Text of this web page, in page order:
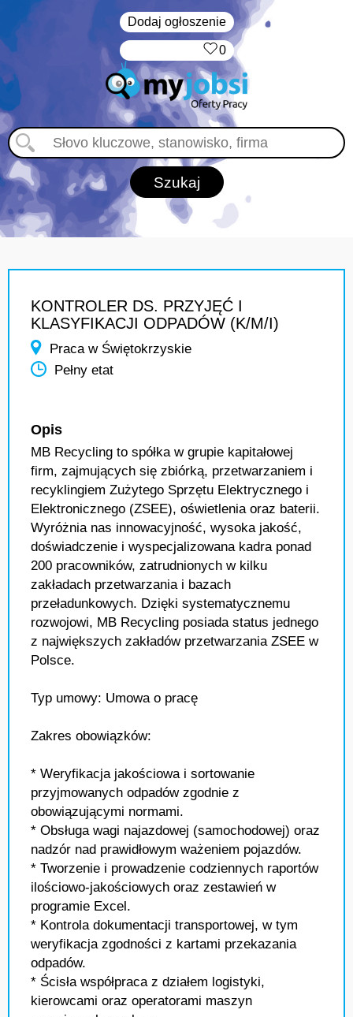
Dodaj ogłoszenie
0
KONTROLER DS. PRZYJĘĆ I
KLASYFIKACJI ODPADÓW (K/M/I)
Praca w Świętokrzyskie
Pełny etat
Opis
MB Recycling to spółka w grupie kapitałowej
firm, zajmujących się zbiórką, przetwarzaniem i
recyklingiem Zużytego Sprzętu Elektrycznego i
Elektronicznego (ZSEE), oświetlenia oraz baterii.
Wyróżnia nas innowacyjność, wysoka jakość,
doświadczenie i wyspecjalizowana kadra ponad
200 pracowników, zatrudnionych w kilku
zakładach przetwarzania i bazach
przeładunkowych. Dzięki systematycznemu
rozwojowi, MB Recycling posiada status jednego
z największych zakładów przetwarzania ZSEE w
Polsce.
Typ umowy: Umowa o pracę
Zakres obowiązków:
* Weryfikacja jakościowa i sortowanie
przyjmowanych odpadów zgodnie z
obowiązującymi normami.
* Obsługa wagi najazdowej (samochodowej) oraz
nadzór nad prawidłowym ważeniem pojazdów.
* Tworzenie i prowadzenie codziennych raportów
ilościowo-jakościowych oraz zestawień w
programie Excel.
* Kontrola dokumentacji transportowej, w tym
weryfikacja zgodności z kartami przekazania
odpadów.
* Ścisła współpraca z działem logistyki,
kierowcami oraz operatorami maszyn